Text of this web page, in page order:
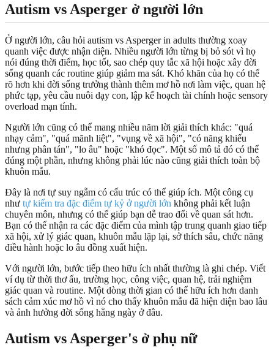
Autism vs Asperger ở người lớn
Ở người lớn, câu hỏi autism vs Asperger in adults thường xoay
quanh việc được nhận diện. Nhiều người lớn từng bị bỏ sót vì họ
nói đúng thời điểm, học tốt, sao chép quy tắc xã hội hoặc xây đời
sống quanh các routine giúp giảm ma sát. Khó khăn của họ có thể
rõ hơn khi đời sống trưởng thành thêm mơ hồ nơi làm việc, quan hệ
phức tạp, yêu cầu nuôi dạy con, lập kế hoạch tài chính hoặc sensory
overload mạn tính.
Người lớn cũng có thể mang nhiều năm lời giải thích khác: "quá
nhạy cảm", "quá mãnh liệt", "vụng về xã hội", "có năng khiếu
nhưng phân tán", "lo âu" hoặc "khó đọc". Một số mô tả đó có thể
đúng một phần, nhưng không phải lúc nào cũng giải thích toàn bộ
khuôn mẫu.
Đây là nơi tự suy ngẫm có cấu trúc có thể giúp ích. Một công cụ
như tự kiểm tra đặc điểm tự kỷ ở người lớn không phải kết luận
chuyên môn, nhưng có thể giúp bạn dễ trao đổi về quan sát hơn.
Bạn có thể nhận ra các đặc điểm của mình tập trung quanh giao tiếp
xã hội, xử lý giác quan, khuôn mẫu lặp lại, sở thích sâu, chức năng
điều hành hoặc lo âu đồng xuất hiện.
Với người lớn, bước tiếp theo hữu ích nhất thường là ghi chép. Viết
ví dụ từ thời thơ ấu, trường học, công việc, quan hệ, trải nghiệm
giác quan và routine. Một dòng thời gian có thể hữu ích hơn danh
sách cảm xúc mơ hồ vì nó cho thấy khuôn mẫu đã hiện diện bao lâu
và ảnh hưởng đời sống hằng ngày ở đâu.
Autism vs Asperger's ở phụ nữ